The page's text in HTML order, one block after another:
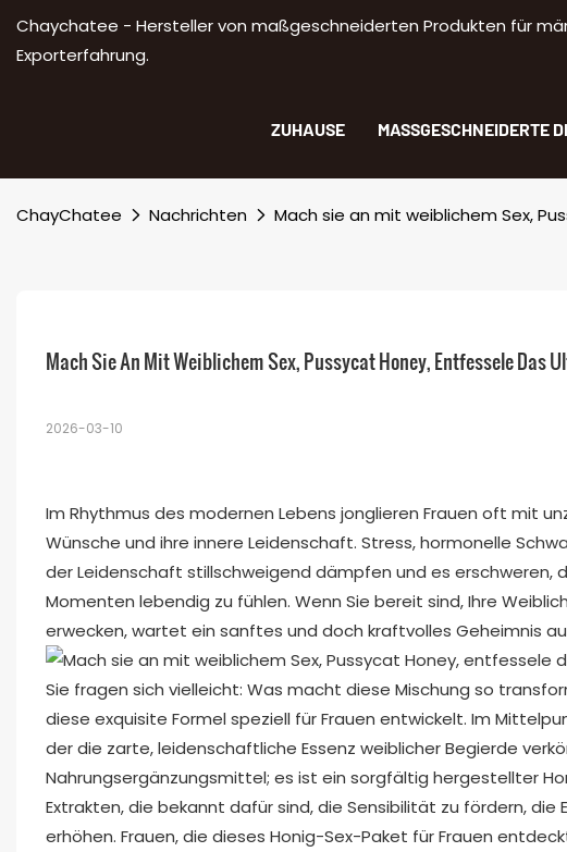
Chaychatee - Hersteller von maßgeschneiderten Produkten für
Exporterfahrung.
ZUHAUSE MASSGESCHNEIDERTE
ChayChatee Nachrichten Mach sie an mit weiblichem Sex,
Mach Sie An Mit Weiblichem Sex, Pussycat Honey, Entfessele Das
2026-03-10
Im Rhythmus des modernen Lebens jonglieren Frauen oft mit
Wünsche und ihre innere Leidenschaft. Stress, hormonelle
der Leidenschaft stillschweigend dämpfen und es erschweren,
Momenten lebendig zu fühlen. Wenn Sie bereit sind, Ihre
erwecken, wartet ein sanftes und doch kraftvolles Geheimnis
Sie fragen sich vielleicht: Was macht diese Mischung so
diese exquisite Formel speziell für Frauen entwickelt. Im
der die zarte, leidenschaftliche Essenz weiblicher Begierde
Nahrungsergänzungsmittel; es ist ein sorgfältig hergestellter
Extrakten, die bekannt dafür sind, die Sensibilität zu fördern,
erhöhen. Frauen, die dieses Honig-Sex-Paket für Frauen